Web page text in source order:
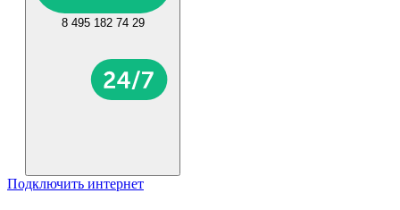
8 495 182 74 29
Подключить интернет